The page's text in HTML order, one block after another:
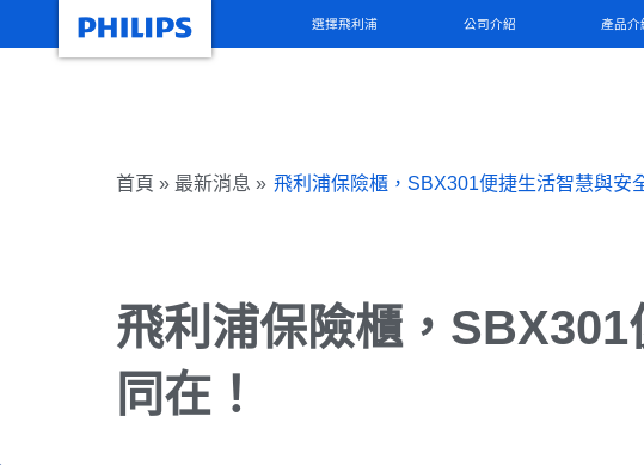
選擇飛利浦 公司介紹 產品介
首頁 » 最新消息 » 飛利浦保險櫃，SBX301便捷生活智慧與安
飛利浦保險櫃，
同在！